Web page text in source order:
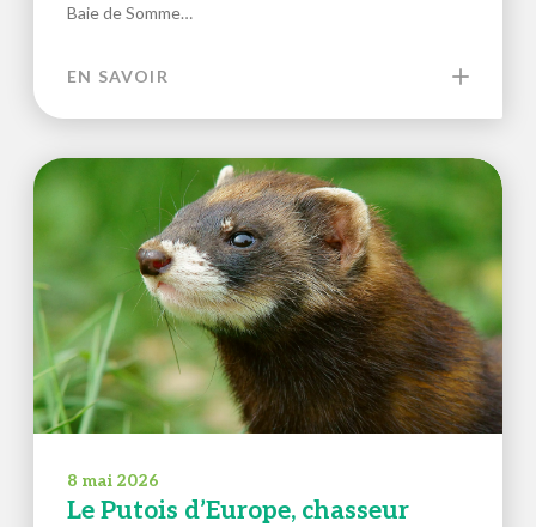
Baie de Somme…
EN SAVOIR
8 mai 2026
Le Putois d’Europe, chasseur